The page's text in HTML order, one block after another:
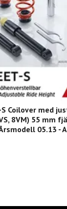
Coilover med
8VM) 55 mm
05.13 -